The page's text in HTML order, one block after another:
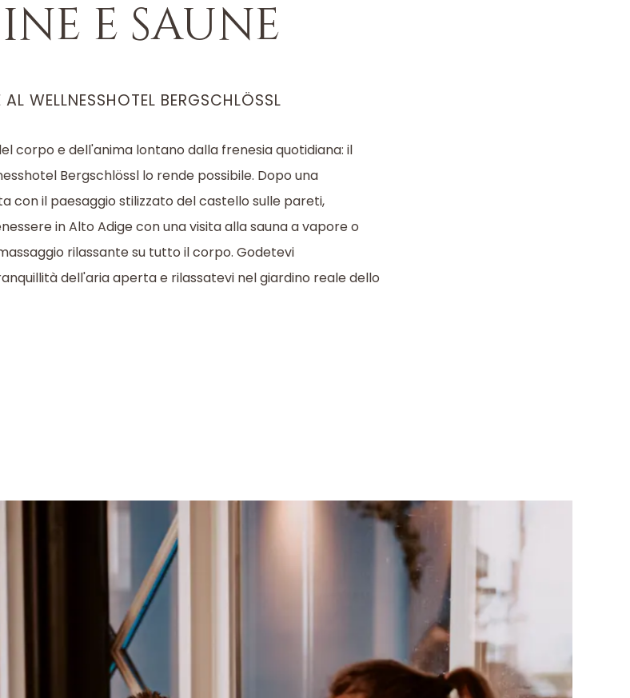
e saune
WELLNESSHOTEL BERGSCHLÖSSL
corpo e dell'anima lontano dalla frenesia quotidiana: il
Bergschlössl lo rende possibile. Dopo una
con il paesaggio stilizzato del castello sulle pareti,
in Alto Adige con una visita alla sauna a vapore o
rilassante su tutto il corpo. Godetevi
dell'aria aperta e rilassatevi nel giardino reale dello